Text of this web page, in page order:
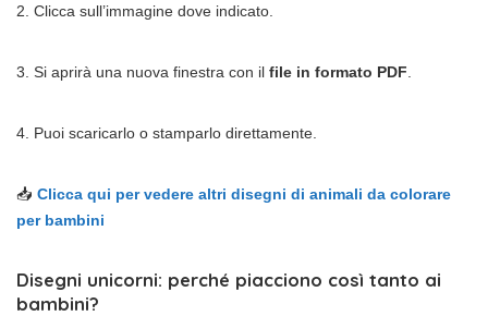
Clicca sull’immagine dove indicato.
Si aprirà una nuova finestra con il file in formato PDF
Puoi scaricarlo o stamparlo direttamente.
📥 Clicca qui per vedere altri disegni di animali da colorare
per bambini
Disegni unicorni: perché piacciono così tanto ai
bambini?